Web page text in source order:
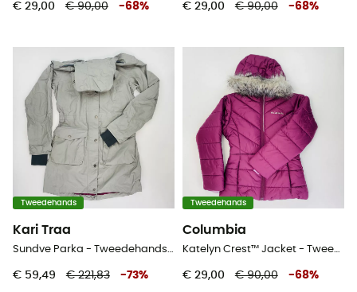
€ 29,00 € 90,00 -68% € 29,00 € 90,00 -68%
Tweedehands
Kari Traa
Sundve Parka - Tweedehands Parka - Dames - Grijs - M
€ 59,49 € 221,83 -73%
Tweedehands
Columbia
Katelyn Crest™ Jacket - Tweedehands Donsjack - Kinderen - Roze - S
€ 29,00 € 90,00 -68%